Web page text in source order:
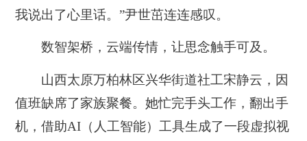
我说出了心里话。”尹世茁连连感叹。
数智架桥，云端传情，让思念触手可及。
山西太原万柏林区兴华街道社工宋静云，因
值班缺席了家族聚餐。她忙完手头工作，翻出手
机，借助AI（人工智能）工具生成了一段虚拟视